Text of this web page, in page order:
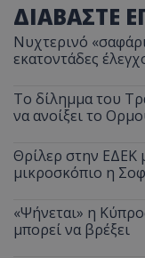
ΔΙΑΒΑΣΤΕ
Νυχτερινό
εκατοντάδες
Το δίλημμα του
να ανοίξει το
Θρίλερ στην ΕΔΕΚ
μικροσκόπιο η
«Ψήνεται» η
μπορεί να βρέξει